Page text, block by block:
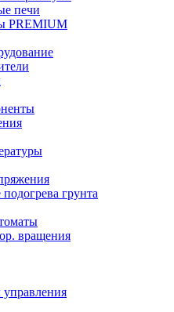
печи
PREMIUM
грунта
вращения